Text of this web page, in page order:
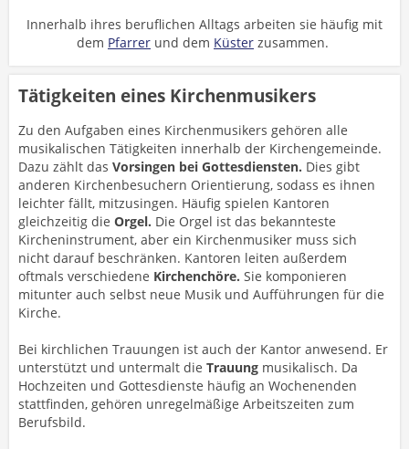
Innerhalb ihres beruflichen Alltags arbeiten sie häufig mit
dem Pfarrer und dem Küster zusammen.
Tätigkeiten eines Kirchenmusikers
Zu den Aufgaben eines Kirchenmusikers gehören alle
musikalischen Tätigkeiten innerhalb der Kirchengemeinde.
Dazu zählt das Vorsingen bei Gottesdiensten. Dies gibt
anderen Kirchenbesuchern Orientierung, sodass es ihnen
leichter fällt, mitzusingen. Häufig spielen Kantoren
gleichzeitig die Orgel. Die Orgel ist das bekannteste
Kircheninstrument, aber ein Kirchenmusiker muss sich
nicht darauf beschränken. Kantoren leiten außerdem
oftmals verschiedene Kirchenchöre. Sie komponieren
mitunter auch selbst neue Musik und Aufführungen für die
Kirche.
Bei kirchlichen Trauungen ist auch der Kantor anwesend. Er
unterstützt und untermalt die Trauung musikalisch. Da
Hochzeiten und Gottesdienste häufig an Wochenenden
stattfinden, gehören unregelmäßige Arbeitszeiten zum
Berufsbild.